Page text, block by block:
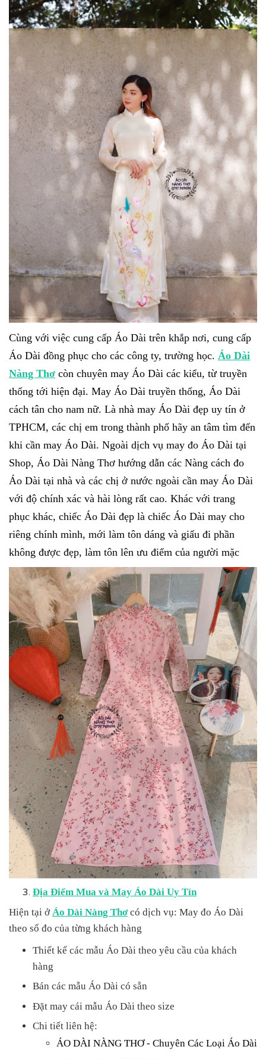
Cùng với việc cung cấp Áo Dài trên khắp nơi, cung cấp
Áo Dài đồng phục cho các công ty, trường học. Áo Dài
Nàng Thơ còn chuyên may Áo Dài các kiểu, từ truyền
thống tới hiện đại. May Áo Dài truyền thống, Áo Dài
cách tân cho nam nữ. Là nhà may Áo Dài đẹp uy tín ở
TPHCM, các chị em trong thành phố hãy an tâm tìm đến
khi cần may Áo Dài. Ngoài dịch vụ may đo Áo Dài tại
Shop, Áo Dài Nàng Thơ hướng dẫn các Nàng cách đo
Áo Dài tại nhà và các chị ở nước ngoài cần may Áo Dài
với độ chính xác và hài lòng rất cao. Khác với trang
phục khác, chiếc Áo Dài đẹp là chiếc Áo Dài may cho
riêng chính mình, mới làm tôn dáng và giấu đi phần
không được đẹp, làm tôn lên ưu điểm của người mặc
Địa Điểm Mua và May Áo Dài Uy Tín
Hiện tại ởÁo Dài Nàng Thơcó dịch vụ: May đo Áo Dài
theo số đo của từng khách hàng
Thiết kế các mẫu Áo Dài theo yêu cầu của khách
hàng
Bán các mẫu Áo Dài có sẵn
Đặt may cái mẫu Áo Dài theo size
Chi tiết liên hệ:
ÁO DÀI NÀNG THƠ - Chuyên Các Loại Áo Dài